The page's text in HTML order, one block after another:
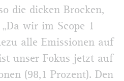
die dicken Brocken,
wir im Scope 1
alle Emissionen auf
unser Fokus jetzt auf
(98,1 Prozent). Den